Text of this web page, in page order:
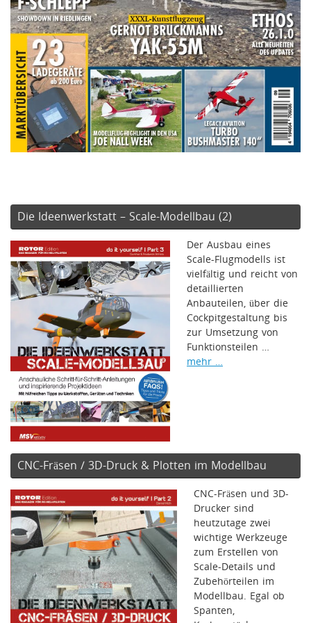
Die Ideenwerkstatt – Scale-Modellbau (2)
Der Ausbau eines
Scale-Flugmodells ist
vielfältig und reicht von
detaillierten
Anbauteilen, über die
Cockpitgestaltung bis
zur Umsetzung von
Funktionsteilen …
mehr …
CNC-Fräsen / 3D-Druck & Plotten im Modellbau
CNC-Fräsen und 3D-
Drucker sind
heutzutage zwei
wichtige Werkzeuge
zum Erstellen von
Scale-Details und
Zubehörteilen im
Modellbau. Egal ob
Spanten,